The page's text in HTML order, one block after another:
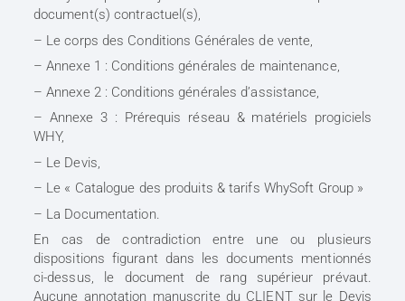
document(s) contractuel(s),
– Le corps des Conditions Générales de vente,
– Annexe 1 : Conditions générales de maintenance,
– Annexe 2 : Conditions générales d’assistance,
– Annexe 3 : Prérequis réseau & matériels progiciels
WHY,
– Le Devis,
– Le « Catalogue des produits & tarifs WhySoft Group »
– La Documentation.
En cas de contradiction entre une ou plusieurs
dispositions figurant dans les documents mentionnés
ci-dessus, le document de rang supérieur prévaut.
Aucune annotation manuscrite du CLIENT sur le Devis